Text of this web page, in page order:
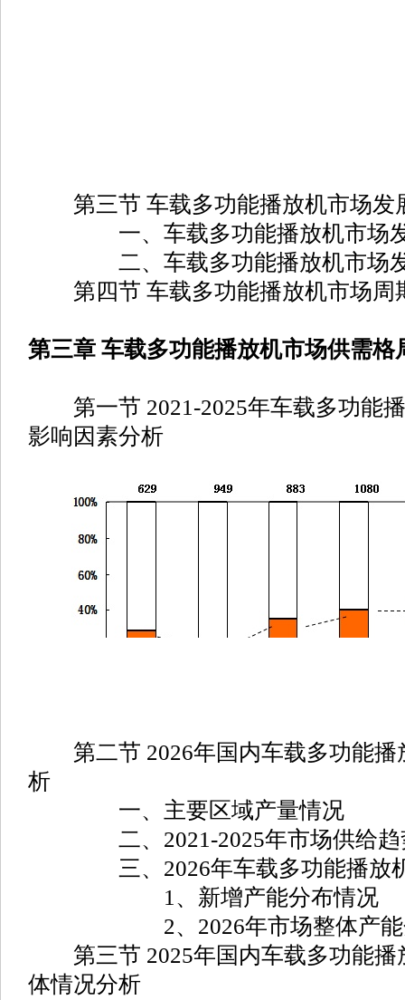
第三节 车载多功能播放机市场发
一、车载多功能播放机市场发
二、车载多功能播放机市场发
第四节 车载多功能播放机市场周
第三章 车载多功能播放机市场供需格
第一节 2021-2025年车载多功能
影响因素分析
第二节 2026年国内车载多功能播
析
一、主要区域产量情况
二、2021-2025年市场供给趋
三、2026年车载多功能播放机
1、新增产能分布情况
2、2026年市场整体产能
第三节 2025年国内车载多功能播
体情况分析